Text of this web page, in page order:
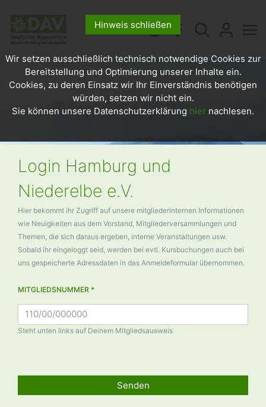
Login Hamburg und
Niederelbe e.V.
Hier bekommt ihr Zugriff auf unsere mitgliederinternen Informationen
wie Neuigkeiten aus dem Vorstand, Mitgliederversammlungen und
Themen, die sich daraus ergeben, interne Veranstaltungen usw.
Sobald ihr eingeloggt seid, werden bei evtl. Kursbuchungen auch bei
uns gespeicherte Adressdaten in das Anmeldeformular übernommen.
MITGLIEDSNUMMER *
Steht unten links auf Deinem Mitgliedsausweis
Senden
Hinweis schließen
Wir setzen ausschließlich technisch notwendige Cookies zur
Bereitstellung und Optimierung unserer Inhalte ein.
Cookies, zu deren Einsatz wir Ihr Einverständnis benötigen
würden, setzen wir nicht ein.
Sie können unsere Datenschutzerklärung hier nachlesen.